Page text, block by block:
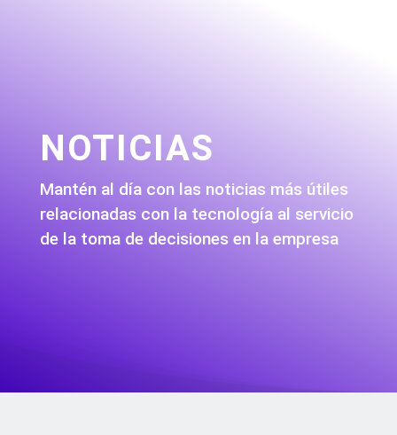
NOTICIAS
Mantén al día con las noticias más útiles
relacionadas con la tecnología al servicio
de la toma de decisiones en la empresa